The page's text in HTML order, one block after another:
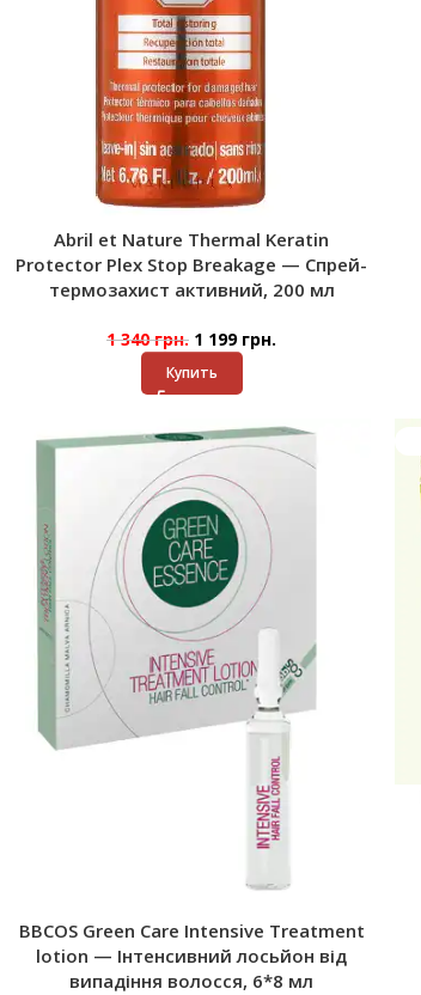
Abril et Nature Thermal Keratin
Protector Plex Stop Breakage — Спрей-
термозахист активний, 200 мл
1 340грн. 1 199 грн.
Купить
BBCOS Green Care Intensive Treatment
lotion — Інтенсивний лосьйон від
випадіння волосся, 6*8 мл